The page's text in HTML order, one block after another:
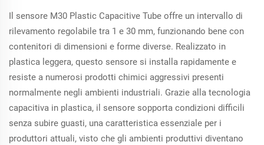
regolabile fino a
15mm. Costruito in
ottone nickel-
opzioni di
montaggio
schermate e
funziona all'interno
di una gamma DC
compresa tra 10-
40V, adatto a
Il sensore M30 Plastic Capacitive Tube offre un intervallo di
rilevamento regolabile tra 1 e 30 mm, funzionando bene con
contenitori di dimensioni e forme diverse. Realizzato in
plastica leggera, questo sensore si installa rapidamente e
resiste a numerosi prodotti chimici aggressivi presenti
normalmente negli ambienti industriali. Grazie alla tecnologia
capacitiva in plastica, il sensore sopporta condizioni difficili
senza subire guasti, una caratteristica essenziale per i
produttori attuali, visto che gli ambienti produttivi diventano